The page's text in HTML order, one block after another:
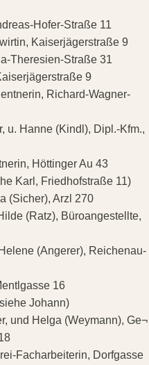
Hofer-Straße 11
Kaiserjägerstraße 9
Theresien-Straße 31
9
Richard-Wagner-
Hanne (Kindl), Dipl.-Kfm.,
Höttinger Au 43
Karl, Friedhofstraße 11)
(Sicher), Arzl 270
(Ratz), Büroangestellte,
(Angerer), Reichenau-
16
Johann)
und Helga (Weymann), Ge¬
Facharbeiterin, Dorfgasse